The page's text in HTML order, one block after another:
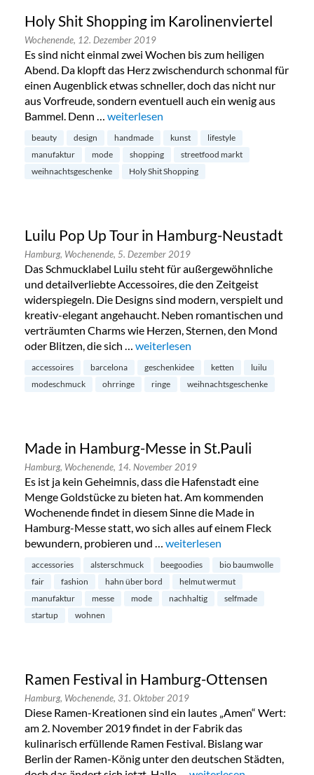
Holy Shit Shopping im Karolinenviertel
Wochenende, 12. Dezember 2019
Es sind nicht einmal zwei Wochen bis zum heiligen
Abend. Da klopft das Herz zwischendurch schonmal für
einen Augenblick etwas schneller, doch das nicht nur
aus Vorfreude, sondern eventuell auch ein wenig aus
Bammel. Denn … „Holy Shit Shopping im Karolinenviertel“
weiterlesen
beauty design handmade kunst
lifestyle
manufaktur
mode shopping
streetfood markt
weihnachtsgeschenke
Holy Shit Shopping
Luilu Pop Up Tour in Hamburg-Neustadt
Hamburg, Wochenende, 5. Dezember 2019
Das Schmucklabel Luilu steht für außergewöhnliche
und detailverliebte Accessoires, die den Zeitgeist
widerspiegeln. Die Designs sind modern, verspielt und
kreativ-elegant angehaucht. Neben romantischen und
verträumten Charms wie Herzen, Sternen, den Mond
oder Blitzen, die sich … „Luilu Pop Up Tour in Hamburg-
weiterlesen
accessoires barcelona geschenkidee ketten
luilu
modeschmuck
ohrringe ringe weihnachtsgeschenke
Made in Hamburg-Messe in St.Pauli
Hamburg, Wochenende, 14. November 2019
Es ist ja kein Geheimnis, dass die Hafenstadt eine
Menge Goldstücke zu bieten hat. Am kommenden
Wochenende findet in diesem Sinne die Made in
Hamburg-Messe statt, wo sich alles auf einem Fleck
bewundern, probieren und … „Made in Hamburg-Messe in
weiterlesen
accessories alsterschmuck beegoodies
bio baumwolle
fair
fashion hahn über bord
helmut wermut
manufaktur
messe mode nachhaltig
selfmade
startup
wohnen
Ramen Festival in Hamburg-Ottensen
Hamburg, Wochenende, 31. Oktober 2019
Diese Ramen-Kreationen sind ein lautes „Amen“ Wert:
am 2. November 2019 findet in der Fabrik das
kulinarisch erfüllende Ramen Festival. Bislang war
Berlin der Ramen-König unter den deutschen Städten,